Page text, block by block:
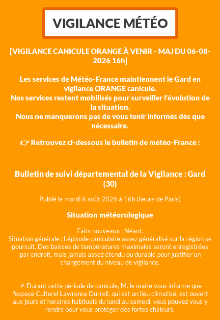
VIGILANCE MÉTÉO
[VIGILANCE CANICULE ORANGE À VENIR - MAJ DU 06-08-
2026 16h]
Les services de Météo-France maintiennent le Gard en
vigilance ORANGE canicule.
Nos services restent mobilisés pour surveiller l'évolution de
la situation.
Nous ne manquerons pas de vous tenir informés dès que
nécessaire.
👉 Retrouvez ci-dessous le bulletin de météo-France :
Bulletin de suivi départemental de la Vigilance : Gard
(30)
Publié le mardi 6 août 2026 à 16h (heure de Paris)
Situation météorologique
Faits nouveaux : Néant.
Situation générale : L'épisode caniculaire assez généralisé sur la région se
poursuit. Des baisses de températures maximales seront enregistrées
par endroit, mais jamais assez étendu ou durable pour justifier un
changement du niveau de vigilance.
📌 Durant cette période de canicule, M. le maire vous informe que
l'espace Culturel Lawrence Durrell, qui est un lieu climatisé, est ouvert
aux jours et horaires habituels du lundi au samedi, vous pouvez vous y
rendre pour vous protéger des fortes chaleurs.